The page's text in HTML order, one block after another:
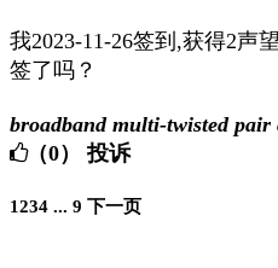
我2023-11-26签到,获得2声
签了吗？
broadband multi-twisted
（0）
投诉
1234 ... 9 下一页